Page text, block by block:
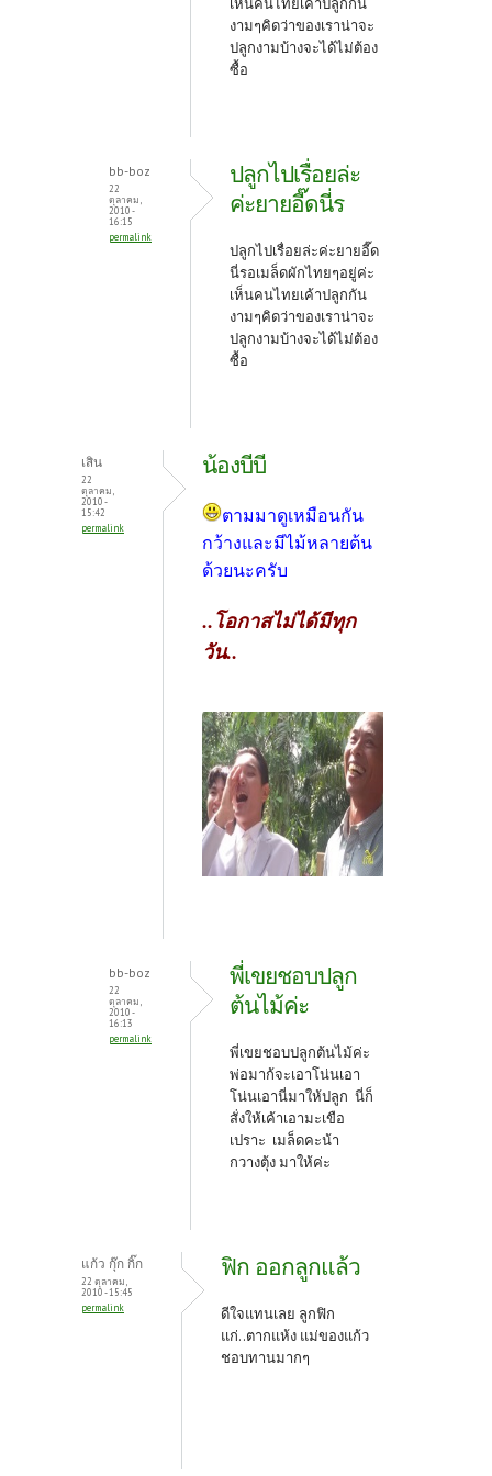
เห็นคนไทยเค้าปลูกกัน
งามๆคิดว่าของเราน่าจะ
ปลูกงามบ้างจะได้ไม่ต้อง
ซื้อ
bb-boz
22
ตุลาคม,
2010 -
16:15
permalink
ปลูกไปเรื่อยล่ะ
ค่ะยายอี๊ดนี่ร
ปลูกไปเรื่อยล่ะค่ะยายอี๊ด
นี่รอเมล็ดผักไทยๆอยู่ค่ะ
เห็นคนไทยเค้าปลูกกัน
งามๆคิดว่าของเราน่าจะ
ปลูกงามบ้างจะได้ไม่ต้อง
ซื้อ
เสิน
22
ตุลาคม,
2010 -
15:42
permalink
น้องบีบี
ตามมาดูเหมือนกัน
กว้างและมีไม้หลายต้น
ด้วยนะครับ
..โอกาสไม่ได้มีทุก
วัน..
bb-boz
22
ตุลาคม,
2010 -
16:13
permalink
พี่เขยชอบปลูก
ต้นไม้ค่ะ
พี่เขยชอบปลูกต้นไม้ค่ะ
พ่อมาก้จะเอาโน่นเอา
โน่นเอานี่มาให้ปลูก นี่ก็
สั่งให้เค้าเอามะเขือ
เปราะ เมล็ดคะน้า
กวางตุ้ง มาให้ค่ะ
แก้ว กุ๊ก กิ๊ก
22 ตุลาคม,
2010 - 15:45
permalink
ฟิก ออกลูกแล้ว
ดีใจแทนเลย ลูกฟิก
แก่..ตากแห้ง แม่ของแก้ว
ชอบทานมากๆ